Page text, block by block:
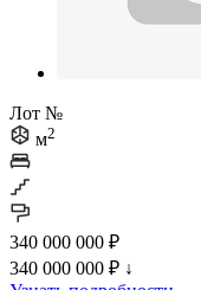
Лот №
м2
340 000 000 ₽
340 000 000 ₽ ↓